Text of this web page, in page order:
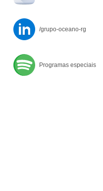
/grupo-oceano-rg
Programas especiais